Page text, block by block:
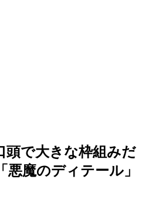
頭で大きな枠組みだ
魔のディテール」